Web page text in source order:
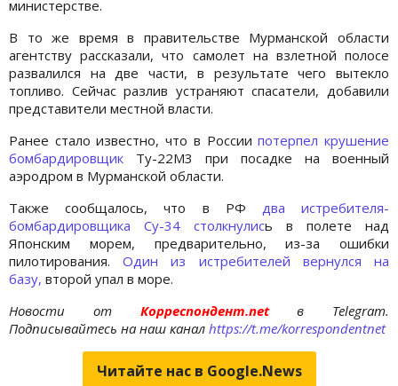
министерстве.
В то же время в правительстве Мурманской области
агентству рассказали, что самолет на взлетной полосе
развалился на две части, в результате чего вытекло
топливо. Сейчас разлив устраняют спасатели, добавили
представители местной власти.
Ранее стало известно, что в Россиипотерпел крушение
бомбардировщик Ту-22М3 при посадке на военный
аэродром в Мурманской области.
Также сообщалось, что в РФ два истребителя-
бомбардировщика Су-34 столкнулись в полете над
Японским морем, предварительно, из-за ошибки
пилотирования.Один из истребителей вернулся на
базу, второй упал в море.
Новости отКорреспондент.netв Telegram.
Подписывайтесь на наш канал https://t.me/korrespondentnet
Читайте нас в Google.News